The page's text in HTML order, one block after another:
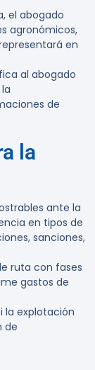
el abogado
agronómicos,
en
al abogado
de
la
ante la
en tipos de
sanciones,
ruta con fases
gastos de
la explotación
de